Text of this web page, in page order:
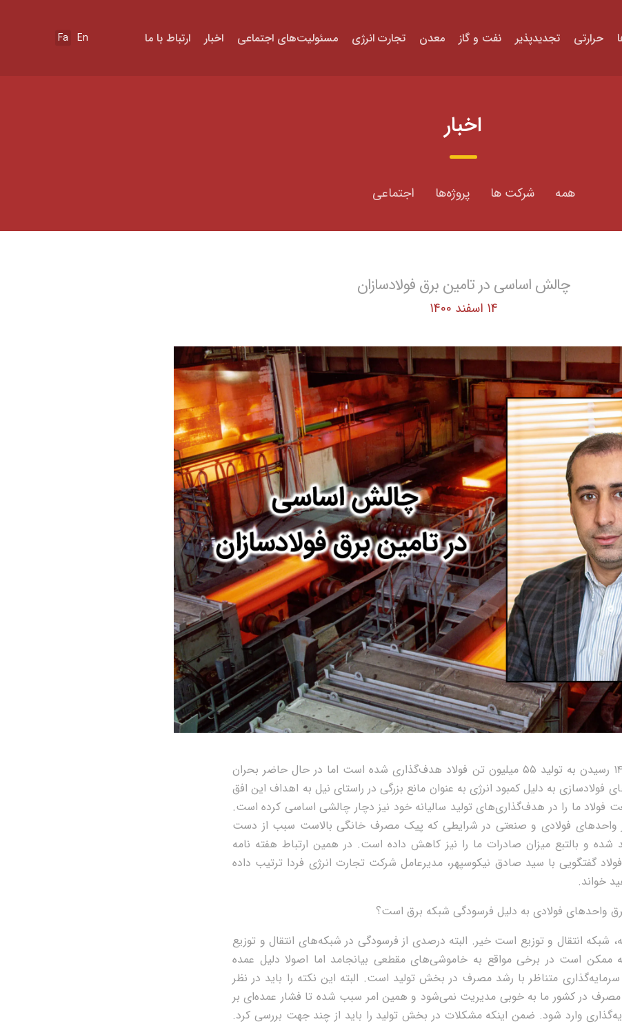
En
Fa حرارتی تجدیدپذیر نفت و گاز معدن تجارت انرژی مسئولیت‌های اجتماعی اخبار ارتباط با ما
اخبار
همه شرکت ها پروژه‌ها اجتماعی
چالش اساسی در تامین برق فولادسازان
14 اسفند 1400
در برنامه افق ۱۴۰۴ رسیدن به تولید ۵۵ میلیون تن فولاد هدف‌گذاری شده است اما در حال حاضر بحران
فولادسازی به دلیل کمبود انرژی به عنوان مانع بزرگی در راستای نیل به اهداف این افق
فولاد ما را در هدف‌گذاری‌های تولید سالیانه خود نیز دچار چالشی اساسی کرده است.
واحدهای فولادی و صنعتی در شرایطی که پیک مصرف خانگی بالاست سبب از دست
شده و بالتبع میزان صادرات ما را نیز کاهش داده است. در همین ارتباط هفته نامه
گفتگویی با سید صادق نیکوسپهر، مدیرعامل شرکت تجارت انرژی فردا ترتیب داده
خواند.
واحدهای فولادی به دلیل فرسودگی شبکه برق است؟
شبکه انتقال و توزیع است خیر. البته درصدی از فرسودگی در شبکه‌های انتقال و توزیع
ممکن است در برخی مواقع به خاموشی‌های مقطعی بیانجامد اما اصولا دلیل عمده
متناظر با رشد مصرف در بخش تولید است. البته این نکته را باید در نظر
در کشور ما به خوبی مدیریت نمی‌شود و همین امر سبب شده تا فشار عمده‌ای بر
وارد شود. ضمن اینکه مشکلات در بخش تولید را باید از چند جهت بررسی کرد.